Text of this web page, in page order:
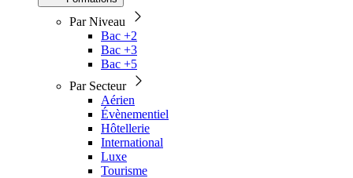
Par Niveau
Bac +2
Bac +3
Bac +5
Par Secteur
Aérien
Évènementiel
Hôtellerie
International
Luxe
Tourisme